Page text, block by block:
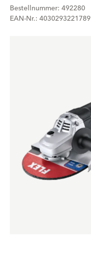
Bestellnummer: 492280
EAN-Nr.: 4030293221789